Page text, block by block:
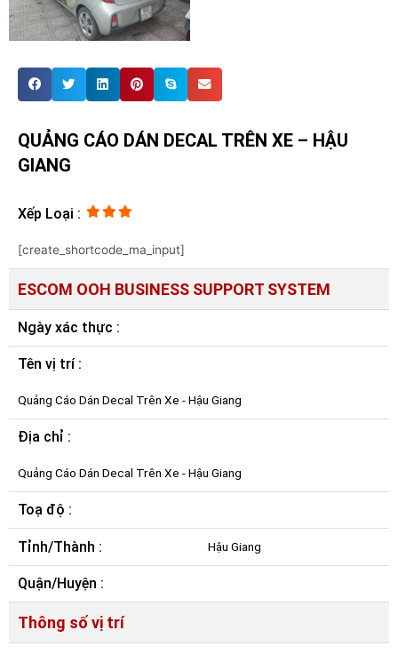
QUẢNG CÁO DÁN DECAL TRÊN XE – HẬU
GIANG
Xếp Loại :
[create_shortcode_ma_input]
ESCOM OOH BUSINESS SUPPORT SYSTEM
Ngày xác thực :
Tên vị trí :
Quảng Cáo Dán Decal Trên Xe - Hậu Giang
Địa chỉ :
Quảng Cáo Dán Decal Trên Xe - Hậu Giang
Toạ độ :
Tỉnh/Thành : Hậu Giang
Quận/Huyện :
Thông số vị trí